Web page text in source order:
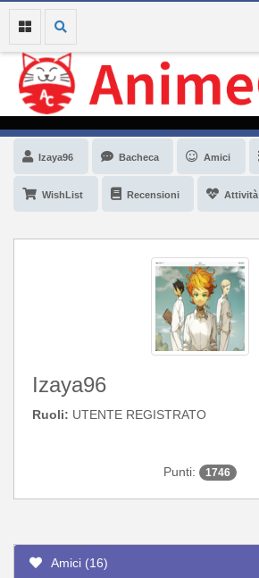
Izaya96 Bacheca Amici
WishList Recensioni Attività
Izaya96
Ruoli: UTENTE REGISTRATO
Punti: 1746
Amici (16)